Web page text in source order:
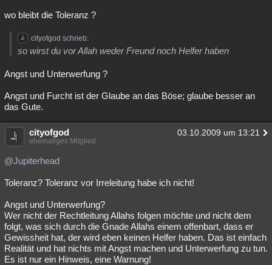
wo bleibt die Toleranz ?
cityofgod schrieb:
so wirst du vor Allah weder Freund noch Helfer haben
Angst und Unterwerfung ?
Angst und Furcht ist der Glaube an das Böse; glaube besser an
das Gute.
cityofgod 03.10.2009 um 13:21
ehemaliges Mitglied
@Jupiterhead
Toleranz? Toleranz vor Irreleitung habe ich nicht!
Angst und Unterwerfung?
Wer nicht der Rechtleitung Allahs folgen möchte und nicht dem
folgt, was sich durch die Gnade Allahs einem offenbart, dass er
Gewissheit hat, der wird eben keinen Helfer haben. Das ist einfach
Realität und hat nichts mit Angst machen und Unterwerfung zu tun.
Es ist nur ein Hinweis, eine Warnung!